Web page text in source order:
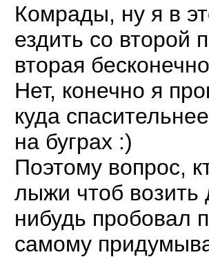
Комрады, ну я в
ездить со второй
вторая
Нет, конечно я
куда
на буграх :)
Поэтому вопрос,
лыжи чтоб
нибудь пробовал
самому